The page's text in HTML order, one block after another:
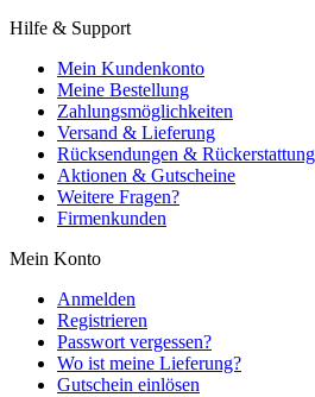
Hilfe & Support
Mein Kundenkonto
Meine Bestellung
Zahlungsmöglichkeiten
Versand & Lieferung
Rücksendungen &
Aktionen & Gutscheine
Weitere Fragen?
Firmenkunden
Mein Konto
Anmelden
Registrieren
Passwort vergessen?
Wo ist meine Lieferung?
Gutschein einlösen